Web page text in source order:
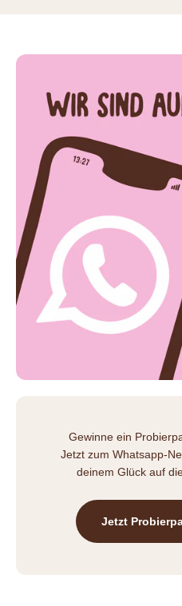
Gewinne ein
Jetzt zum Whatsapp-
deinem Glück auf
Jetzt